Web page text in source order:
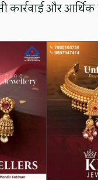
कार्रवाई और